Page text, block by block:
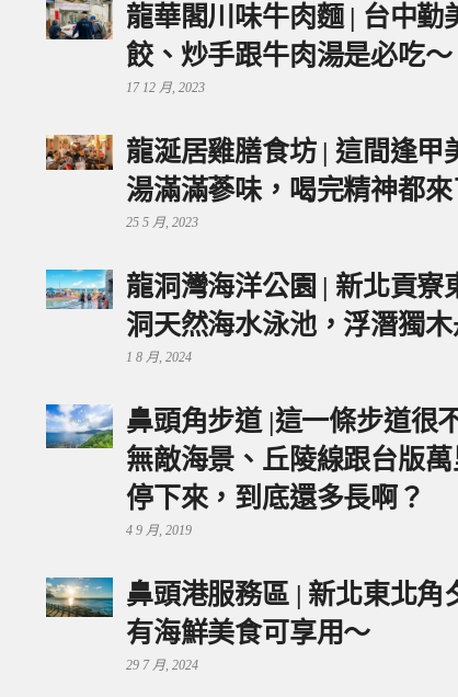
龍華閣川味牛肉麵 | 台中勤
餃、炒手跟牛肉湯是必吃～
17 12 月, 2023
龍涎居雞膳食坊 | 這間逢甲
湯滿滿蔘味，喝完精神都來
25 5 月, 2023
龍洞灣海洋公園 | 新北貢寮
洞天然海水泳池，浮潛獨
1 8 月, 2024
鼻頭角步道 |這一條步道很
無敵海景、丘陵線跟台版
停下來，到底還多長啊？
4 9 月, 2019
鼻頭港服務區 | 新北東北角
有海鮮美食可享用～
29 7 月, 2024